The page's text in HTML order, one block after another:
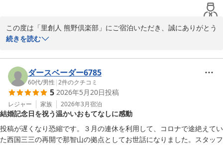
この度は「里創人 熊野倶楽部」にご宿泊いただき、誠にありがとう
ございました。
大変感激しております。
一方で、お部屋とアフタヌーンティーについてのご指摘、心より感
謝いたします。
まず、お部屋の清掃についてご不便をおかけしたこと、申し訳ござ
いませんでした。
今後は清掃チェック体制を強化し、快適にお過ごしいただけるよう
尽力します。
続きを読む
ダースベーダー6785
60代/男性 |2件のクチコミ
5 2026年5月20日投稿
レジャー 家族 2026年3月宿泊
結婚記念日を祝う温かいおもてなしに感動
投稿が遅くなり恐縮です。３月の連休を利用して、コロナで途絶えてい
た西国三三の再開で那智山の拠点としてお世話になりました。スタッフ